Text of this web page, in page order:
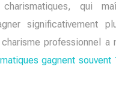
charismatiques, qui
significativement
charisme professionnel a
gagnent